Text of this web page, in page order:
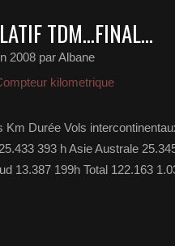
TDM...FINAL...
2008 par Albane
kilometrique
Km Durée Vols
393 h Asie Australe
13.387 199h Total 122.163